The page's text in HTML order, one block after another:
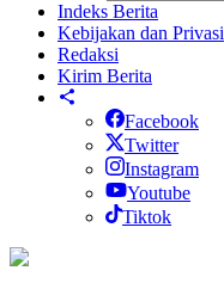
Indeks Berita
Kebijakan dan Privasi
Redaksi
Kirim Berita
Facebook
Twitter
Instagram
Youtube
Tiktok